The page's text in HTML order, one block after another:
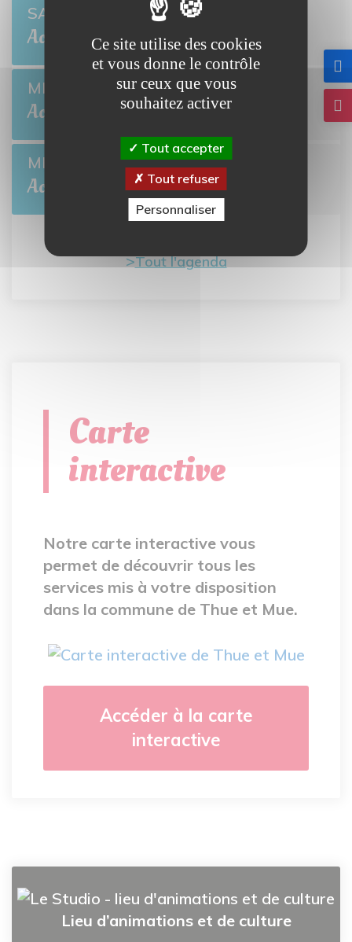
SAM 22
Août
Open de pétanque
MER 26
Août
Collecte de sang
BRETTEVILLE-L'ORGUEILLEUSE
MER 5
Août
L'été des Mômes
BRETTEVILLE-L'ORGUEILLEUSE
Tout l'agenda
Carte
interactive
Notre carte interactive vous
permet de découvrir tous les
services mis à votre disposition
dans la commune de Thue et Mue.
Accéder à la carte
interactive
Lieu d’animations et de culture
Ce site utilise des cookies
et vous donne le contrôle
sur ceux que vous
souhaitez activer
Tout accepter
Tout refuser
Personnaliser